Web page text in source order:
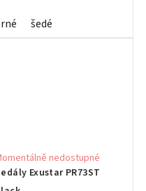
šedé
Exustar PR73ST
nedostupné